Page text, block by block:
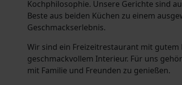
Kochphilosophie. Unsere Gerichte sind
Beste aus beiden Küchen zu einem
Geschmackserlebnis.
Wir sind ein Freizeitrestaurant mit gutem
geschmackvollem Interieur. Für uns
mit Familie und Freunden zu genießen.